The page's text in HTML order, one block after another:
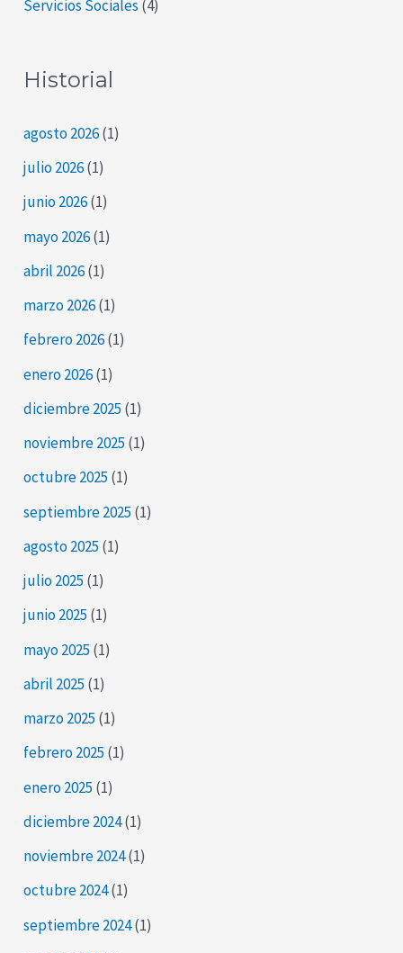
Servicios Sociales (4)
Historial
agosto 2026(1)
julio 2026(1)
junio 2026(1)
mayo 2026(1)
abril 2026(1)
marzo 2026(1)
febrero 2026(1)
enero 2026(1)
diciembre 2025 (1)
noviembre 2025 (1)
octubre 2025 (1)
septiembre 2025 (1)
agosto 2025 (1)
julio 2025 (1)
junio 2025 (1)
mayo 2025 (1)
abril 2025 (1)
marzo 2025 (1)
febrero 2025 (1)
enero 2025 (1)
diciembre 2024(1)
noviembre 2024(1)
octubre 2024(1)
septiembre 2024(1)